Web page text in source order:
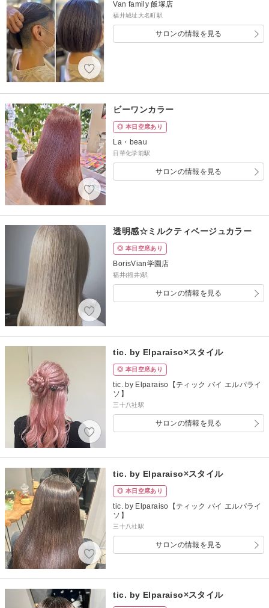
Van family 飯塚店
福井城址大名町駅
サロンの情報を見る
ビーワンカラー
◎ 本日空席あり
La・beau
日華化学前駅
サロンの情報を見る
透明感☆ミルクティベージュカラー
◎ 本日空席あり
BorisVian学園店
福井(福井)駅
サロンの情報を見る
tic. by Elparaiso×スタイル
◎ 本日空席あり
tic. by Elparaiso【ティック バイ エルパライ
ソ】
三十八社駅
サロンの情報を見る
tic. by Elparaiso×スタイル
◎ 本日空席あり
tic. by Elparaiso【ティック バイ エルパライ
ソ】
三十八社駅
サロンの情報を見る
tic. by Elparaiso×スタイル